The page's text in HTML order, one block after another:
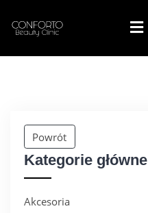
PROMOCJE
KONTAKT
Powrót
Kategorie główne
Akcesoria